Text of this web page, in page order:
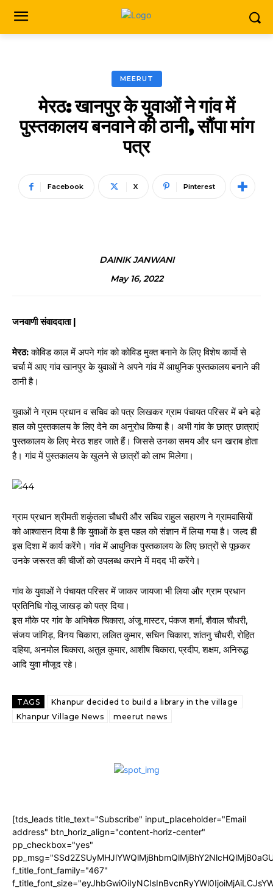
MEERUT
मेरठ: खानपुर के युवाओं ने गांव में
पुस्तकालय बनवाने की ठानी, सौंपा मांग
पत्र
Facebook X Pinterest
DAINIK JANWANI
May 16, 2022
जनवाणी संवाददाता |
मेरठ:कोविड काल में अपने गांव को कोविड मुक्त बनाने के लिए विशेष कार्यो से
चर्चा में आए गांव खानपुर के युवाओं ने अपने गांव में आधुनिक पुस्तकालय बनाने की
ठानी है।
युवाओं ने ग्राम प्रधान व सचिव को पत्र लिखकर ग्राम पंचायत परिसर में बने बड़े
हाल को पुस्तकालय के लिए देने का अनुरोध किया है। अभी गांव के छात्र छात्राएं
पुस्तकालय के लिए मेरठ शहर जाते हैं। जिससे उनका समय और धन खराब होता
है। गांव में पुस्तकालय के खुलने से छात्रों को लाभ मिलेगा।
ग्राम प्रधान श्रीमती शकुंतला चौधरी और सचिव राहुल सहारण ने ग्रामवासियों
को आश्वासन दिया है कि युवाओं के इस पहल को संज्ञान में लिया गया है। जल्द ही
इस दिशा में कार्य करेंगे। गांव में आधुनिक पुस्तकालय के लिए छात्रों से पूछकर
उनके जरूरत की चीजों को उपलब्ध कराने में मदद भी करेंगे।
गांव के युवाओं ने पंचायत परिसर में जाकर जायजा भी लिया और ग्राम प्रधान
प्रतिनिधि गोलू जाखड़ को पत्र दिया।
इस मौके पर गांव के अभिषेक चिकारा, अंजू मास्टर, पंकज शर्मा, शैवाल चौधरी,
संजय जांगिड़, विनय चिकारा, ललित कुमार, सचिन चिकारा, शांतनु चौधरी, रोहित
दहिया, अनमोल चिकारा, अतुल कुमार, आशीष चिकारा, प्रदीप, शक्षम, अनिरुद्ध
आदि युवा मौजूद रहे।
TAGS
Khanpur decided to build a library in the village
Khanpur Village News
meerut news
[tds_leads title_text="Subscribe" input_placeholder="Email
address" btn_horiz_align="content-horiz-center"
pp_checkbox="yes"
f_title_font_family="467"